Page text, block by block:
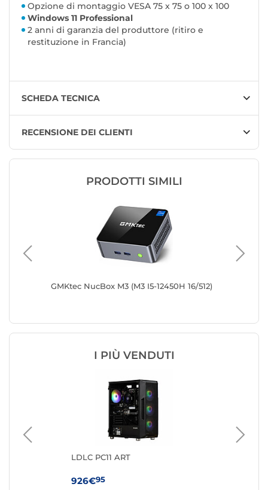
Opzione di montaggio VESA 75 x 75 o 100 x 100
Windows 11 Professional
2 anni di garanzia del produttore (ritiro e
restituzione in Francia)
SCHEDA TECNICA
RECENSIONE DEI CLIENTI
PRODOTTI SIMILI
GMKtec NucBox M3 (M3 I5-12450H 16/512)
I PIÙ VENDUTI
LDLC PC11 ART
926€95